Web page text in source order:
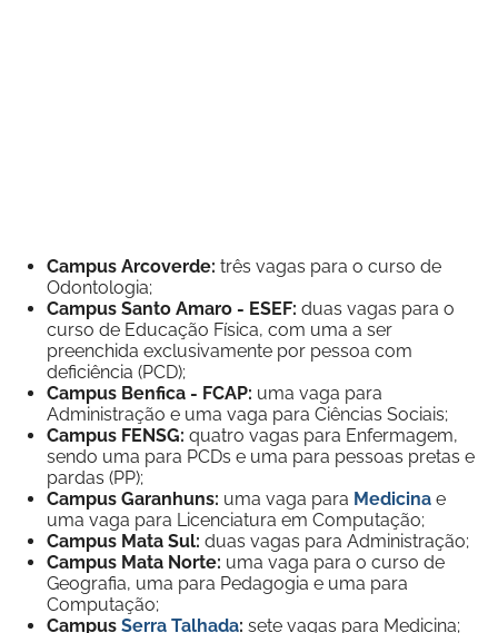
Campus Arcoverde: três vagas para o curso de
Odontologia;
Campus Santo Amaro - ESEF: duas vagas para o
curso de Educação Física, com uma a ser
preenchida exclusivamente por pessoa com
deficiência (PCD);
Campus Benfica - FCAP: uma vaga para
Administração e uma vaga para Ciências Sociais;
Campus FENSG: quatro vagas para Enfermagem,
sendo uma para PCDs e uma para pessoas pretas e
pardas (PP);
Campus Garanhuns: uma vaga para Medicina e
uma vaga para Licenciatura em Computação;
Campus Mata Sul: duas vagas para Administração;
Campus Mata Norte: uma vaga para o curso de
Geografia, uma para Pedagogia e uma para
Computação;
Campus Serra Talhada: sete vagas para Medicina;